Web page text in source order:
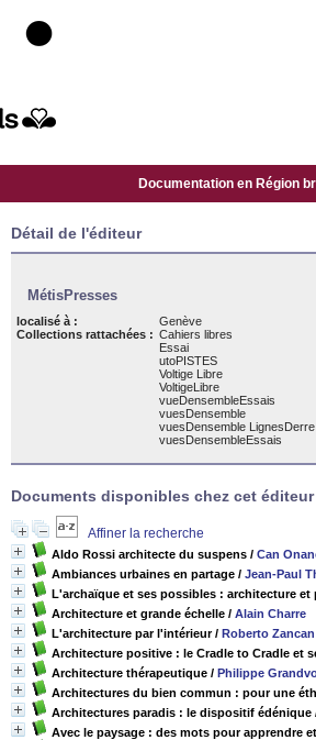
Documentation en Région
Détail de l'éditeur
MétisPresses
localisé à :
Genève
Collections rattachées : Cahiers libres
Essai
utoPISTES
Voltige Libre
VoltigeLibre
vueDensembleEssais
vuesDensemble
vuesDensemble LignesDerre
vuesDensembleEssais
Documents disponibles chez cet éditeur
Affiner la recherche
Aldo Rossi architecte du suspens / Can
Ambiances urbaines en partage / Jean-Paul
L'archaïque et ses possibles : architecture et
Architecture et grande échelle / Alain Charre
L'architecture par l'intérieur/ Roberto Zancan
Architecture positive : le Cradle to Cradle et
Architecture thérapeutique / Philippe
Architectures du bien commun : pour une
Architectures paradis : le dispositif édénique
Avec le paysage : des mots pour apprendre